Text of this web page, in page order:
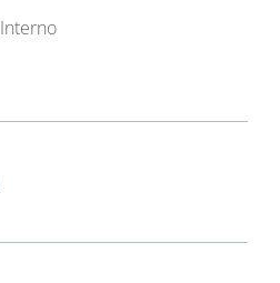
Interno